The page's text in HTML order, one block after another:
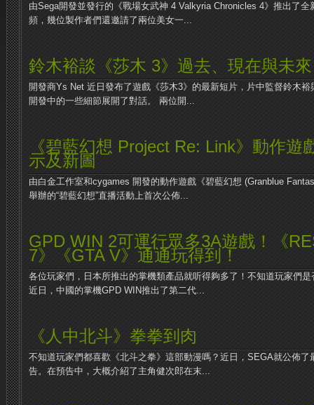
由Sega開發並發行的《戰場女武神 4 Valkyria Chronicles 4》推出了
頻，幾位製作者們還邀請了兩位美女一...
鈴木裕談《莎木 3》過去、現在與未來
開發商Ys Net 近日發布了遊戲《莎木3》的最新短片，片中監督鈴木
開發中的一些細節展開了對話。 兩位開...
《碧藍幻想 Project Re: Link》動作遊
示及新圖
由白金工作室和cygames 開發的動作遊戲《碧藍幻想 (Granblue
舉辦的“碧藍幻想”直播活動上首次公佈...
GPD WIN 2可運行眾多3A遊戲！《
7》《GTA V》通通玩得到！
各位玩家們，日本所推出的掌機類產品就听得夠多了！不知道玩家們
近日，中國的掌機GPD WIN推出了第二代...
《人中北斗》拳拳到肉
不知道玩家們都喜歡《北斗之拳》這部動漫嗎？近日，SEGA就公佈
告。在預告中，大概介紹了主角健次郎在末...